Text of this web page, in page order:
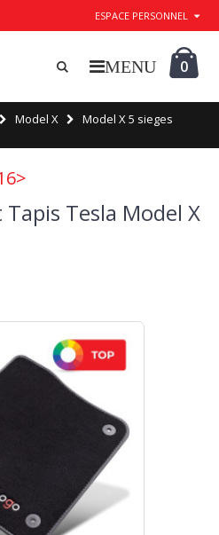
ESPACE PERSONNEL
0
Model X Model X 5 sieges
Tesla Model X